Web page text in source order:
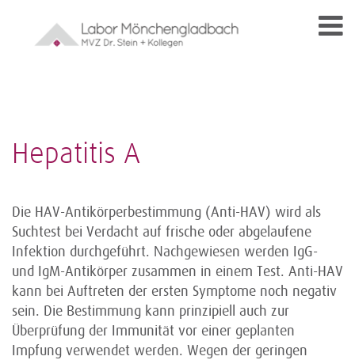
Hepatitis A
Die HAV-Antikörperbestimmung (Anti-HAV) wird als
Suchtest bei Verdacht auf frische oder abgelaufene
Infektion durchgeführt. Nachgewiesen werden IgG-
und IgM-Antikörper zusammen in einem Test. Anti-HAV
kann bei Auftreten der ersten Symptome noch negativ
sein. Die Bestimmung kann prinzipiell auch zur
Überprüfung der Immunität vor einer geplanten
Impfung verwendet werden. Wegen der geringen